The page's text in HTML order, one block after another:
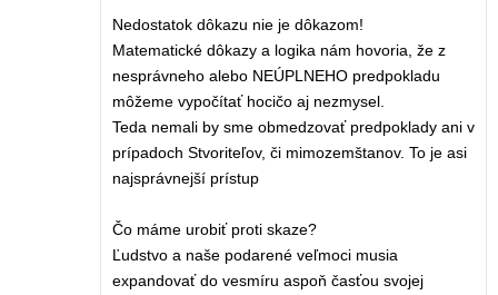
Nedostatok dôkazu nie je dôkazom!
Matematické dôkazy a logika nám hovoria, že z
nesprávneho alebo NEÚPLNEHO predpokladu
môžeme vypočítať hocičo aj nezmysel.
Teda nemali by sme obmedzovať predpoklady ani v
prípadoch Stvoriteľov, či mimozemštanov. To je asi
najsprávnejší prístup
Čo máme urobiť proti skaze?
Ľudstvo a naše podarené veľmoci musia
expandovať do vesmíru aspoň časťou svojej